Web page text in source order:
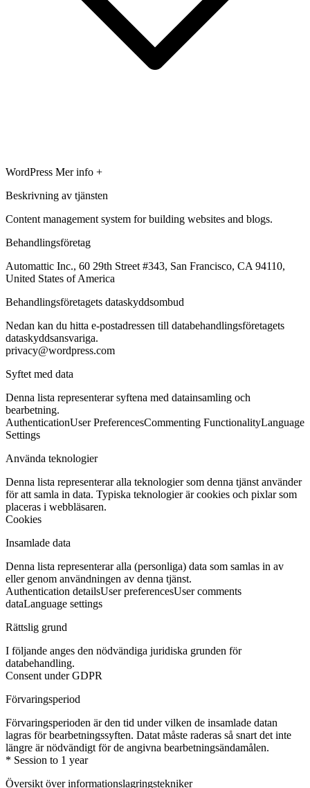
WordPress Mer info +
Beskrivning av tjänsten
Content management system for building websites and blogs.
Behandlingsföretag
Automattic Inc., 60 29th Street #343, San Francisco, CA 94110,
United States of America
Behandlingsföretagets dataskyddsombud
Nedan kan du hitta e-postadressen till databehandlingsföretagets
dataskyddsansvariga.
privacy@wordpress.com
Syftet med data
Denna lista representerar syftena med datainsamling och
bearbetning.
AuthenticationUser PreferencesCommenting FunctionalityLanguage
Settings
Använda teknologier
Denna lista representerar alla teknologier som denna tjänst använder
för att samla in data. Typiska teknologier är cookies och pixlar som
placeras i webbläsaren.
Cookies
Insamlade data
Denna lista representerar alla (personliga) data som samlas in av
eller genom användningen av denna tjänst.
Authentication detailsUser preferencesUser comments
dataLanguage settings
Rättslig grund
I följande anges den nödvändiga juridiska grunden för
databehandling.
Consent under GDPR
Förvaringsperiod
Förvaringsperioden är den tid under vilken de insamlade datan
lagras för bearbetningssyften. Datat måste raderas så snart det inte
längre är nödvändigt för de angivna bearbetningsändamålen.
* Session to 1 year
Översikt över informationslagringstekniker